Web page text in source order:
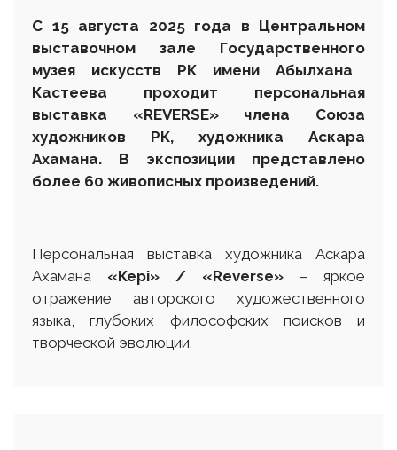
С 15 августа 2025 года в Центральном
выставочном зале Государственного
музея искусств РК имени Абылхана
Кастеева проходит персональная
выставка «REVERSE» члена Союза
художников РК, художника Аскара
Ахамана. В экспозиции представлено
более 60 живописных произведений.
Персональная выставка художника Аскара
Ахамана «Кері» / «Reverse» – яркое
отражение авторского художественного
языка, глубоких философских поисков и
творческой эволюции.